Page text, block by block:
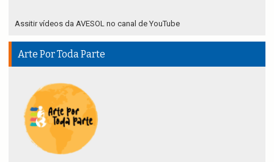
Assitir vídeos da AVESOL no canal de YouTube
Arte Por Toda Parte